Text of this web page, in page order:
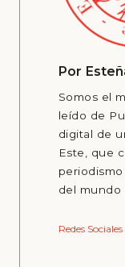
Por
Somos el
leído de
digital de
Este, que
del mundo
Redes Sociales